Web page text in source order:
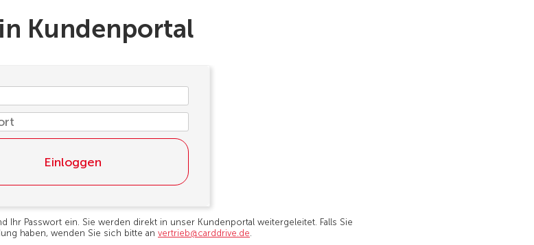
Kundenportal
Einloggen
Ihr Passwort ein. Sie werden direkt in unser Kundenportal weitergeleitet. Falls Sie
haben, wenden Sie sich bitte an vertrieb@carddrive.de.